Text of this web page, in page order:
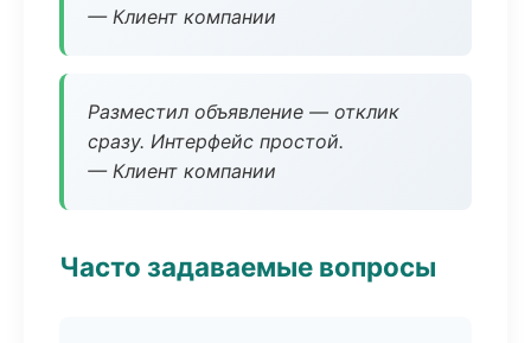
— Клиент компании
Разместил объявление — отклик
сразу. Интерфейс простой.
— Клиент компании
Часто задаваемые вопросы